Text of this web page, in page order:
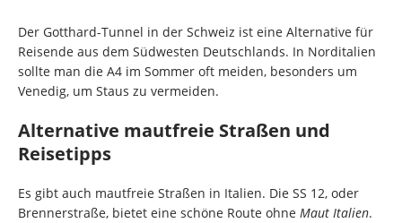
Der Gotthard-Tunnel in der Schweiz ist eine Alternative für
Reisende aus dem Südwesten Deutschlands. In Norditalien
sollte man die A4 im Sommer oft meiden, besonders um
Venedig, um Staus zu vermeiden.
Alternative mautfreie Straßen und
Reisetipps
Es gibt auch mautfreie Straßen in Italien. Die SS 12, oder
Brennerstraße, bietet eine schöne Route ohne Maut Italien.